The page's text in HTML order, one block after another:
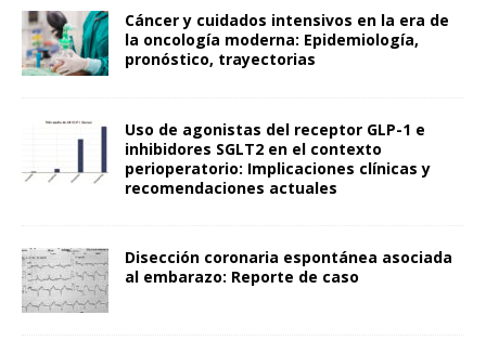
Cáncer y cuidados intensivos en la era de
la oncología moderna: Epidemiología,
pronóstico, trayectorias
Uso de agonistas del receptor GLP-1 e
inhibidores SGLT2 en el contexto
perioperatorio: Implicaciones clínicas y
recomendaciones actuales
Disección coronaria espontánea asociada
al embarazo: Reporte de caso